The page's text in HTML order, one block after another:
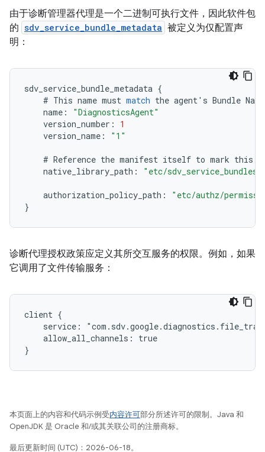
由于诊断管理器代理是一个二进制可执行文件，因此软件包
的 sdv_service_bundle_metadata 被定义为仅配置声
明：
sdv_service_bundle_metadata {
# This name must match the agent' s Bundle Name
name :
"DiagnosticsAgent"
version_number :
1
version_name : "1"
# Reference the manifest itself to mark this
native_library_path : "etc/
authorization_policy_path :
"etc/authz/
}
诊断代理授权政策应定义其所交互服务的权限。例如，如果
它调用了文件传输服务：
client {
service:
    allow_all_channels: true
本页面上的内容和代码示例受内容许可部分所述许可的限制。Java 和
OpenJDK 是 Oracle 和/或其关联公司的注册商标。
最后更新时间 (UTC)：2026-06-18。